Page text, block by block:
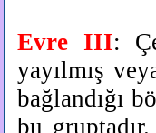
Evre III:
yayılmış
bağlandığı
bu